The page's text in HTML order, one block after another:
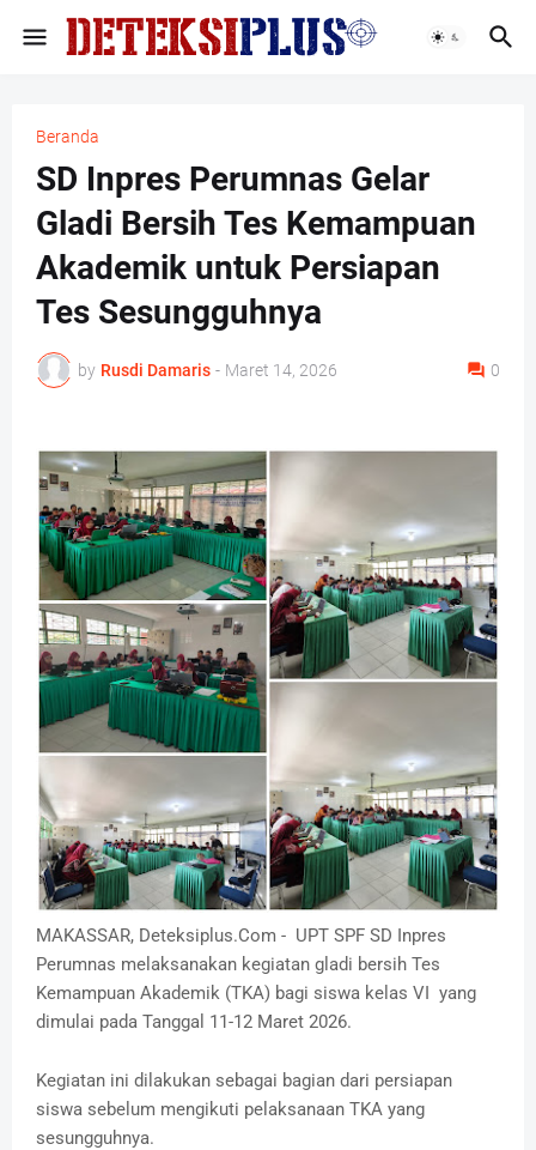
Beranda
SD Inpres Perumnas Gelar
Gladi Bersih Tes Kemampuan
Akademik untuk Persiapan
Tes Sesungguhnya
by Rusdi Damaris - Maret 14, 2026 0
MAKASSAR, Deteksiplus.Com - UPT SPF SD Inpres
Perumnas melaksanakan kegiatan gladi bersih Tes
Kemampuan Akademik (TKA) bagi siswa kelas VI yang
dimulai pada Tanggal 11-12 Maret 2026.
Kegiatan ini dilakukan sebagai bagian dari persiapan
siswa sebelum mengikuti pelaksanaan TKA yang
sesungguhnya.